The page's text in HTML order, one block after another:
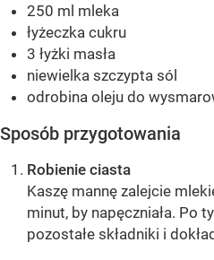
250 ml mleka
łyżeczka cukru
3 łyżki masła
niewielka szczypta sól
odrobina oleju do
Sposób przygotowania
Robienie ciasta
Kaszę mannę zalejcie
minut, by napęczniała. Po
pozostałe składniki i